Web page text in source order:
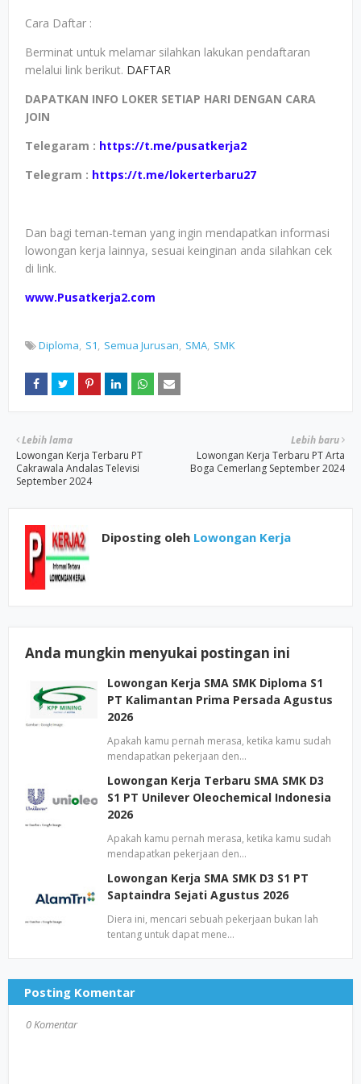
Cara Daftar :
Berminat untuk melamar silahkan lakukan pendaftaran
melalui link berikut. DAFTAR
DAPATKAN INFO LOKER SETIAP HARI DENGAN CARA
JOIN
Telegaram : https://t.me/pusatkerja2
Telegram : https://t.me/lokerterbaru27
Dan bagi teman-teman yang ingin mendapatkan informasi
lowongan kerja lainnya, sesuai keinginan anda silahkan cek
di link.
www.Pusatkerja2.com
Diploma S1 Semua Jurusan SMA SMK
Lebih baru
Lowongan Kerja Terbaru PT Arta
Boga Cemerlang September 2024
Lebih lama
Lowongan Kerja Terbaru PT
Cakrawala Andalas Televisi
September 2024
Diposting oleh Lowongan Kerja
Anda mungkin menyukai postingan ini
Lowongan Kerja SMA SMK Diploma S1
PT Kalimantan Prima Persada Agustus
2026
Apakah kamu pernah merasa, ketika kamu sudah
mendapatkan pekerjaan den…
Lowongan Kerja Terbaru SMA SMK D3
S1 PT Unilever Oleochemical Indonesia
2026
Apakah kamu pernah merasa, ketika kamu sudah
mendapatkan pekerjaan den…
Lowongan Kerja SMA SMK D3 S1 PT
Saptaindra Sejati Agustus 2026
Diera ini, mencari sebuah pekerjaan bukan lah
tentang untuk dapat mene…
Posting Komentar
0 Komentar